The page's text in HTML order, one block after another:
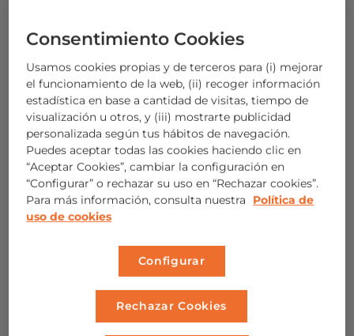
Una rápida pérdida de agua debido a un
con frío y/o calor intensos.
Cambios bruscos de temperatura, que
también aceleran la pérdida de agua y la
sequedad labial.
Elambiente secopor la acción de
calefacciones y aires acondicionados.
Efecto de los
El efecto delcontacto del cigarrillo
cuando fumas resulta irritante y provoca una
mayor sequedad.
Consentimiento Cookies
Usamos cookies propias y de terceros para (i) mejorar
el funcionamiento de la web, (ii) recoger información
estadística en base a cantidad de visitas, tiempo de
visualización u otros, y (iii) mostrarte publicidad
personalizada según tus hábitos de navegación.
Puedes aceptar todas las cookies haciendo clic en
“Aceptar Cookies”, cambiar la configuración en
“Configurar” o rechazar su uso en “Rechazar cookies”.
Para más información, consulta nuestra
Política de
uso de cookies
Configurar
Rechazar Cookies